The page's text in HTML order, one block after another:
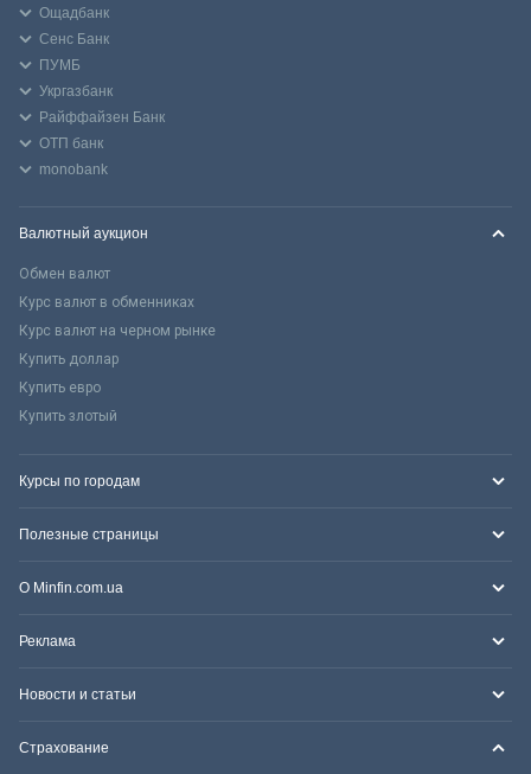
Ощадбанк
Сенс Банк
ПУМБ
Укргазбанк
Райффайзен Банк
ОТП банк
monobank
Валютный аукцион
Обмен валют
Курс валют в обменниках
Курс валют на черном рынке
Купить доллар
Купить евро
Купить злотый
Курсы по городам
Полезные страницы
О Minfin.com.ua
Реклама
Новости и статьи
Страхование